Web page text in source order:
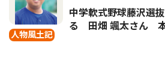
人物風土記
中学軟式野球藤沢選
る 田畑 颯太さん